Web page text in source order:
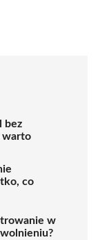
bez
warto
co
w